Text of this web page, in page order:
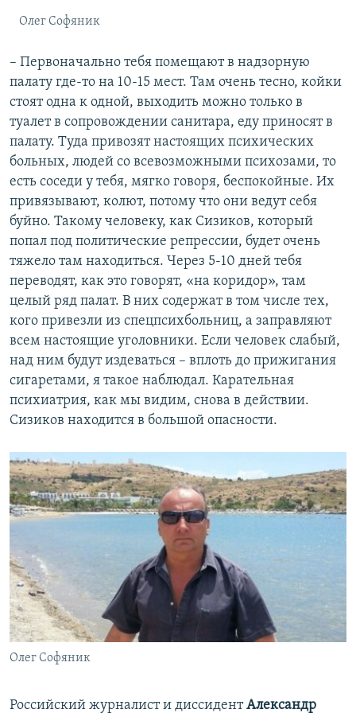
Олег Софяник
– Первоначально тебя помещают в надзорную
палату где-то на 10-15 мест. Там очень тесно, койки
стоят одна к одной, выходить можно только в
туалет в сопровождении санитара, еду приносят в
палату. Туда привозят настоящих психических
больных, людей со всевозможными психозами, то
есть соседи у тебя, мягко говоря, беспокойные. Их
привязывают, колют, потому что они ведут себя
буйно. Такому человеку, как Сизиков, который
попал под политические репрессии, будет очень
тяжело там находиться. Через 5-10 дней тебя
переводят, как это говорят, «на коридор», там
целый ряд палат. В них содержат в том числе тех,
кого привезли из спецпсихбольниц, а заправляют
всем настоящие уголовники. Если человек слабый,
над ним будут издеваться – вплоть до прижигания
сигаретами, я такое наблюдал. Карательная
психиатрия, как мы видим, снова в действии.
Сизиков находится в большой опасности.
Олег Софяник
Российский журналист и диссидентАлександр